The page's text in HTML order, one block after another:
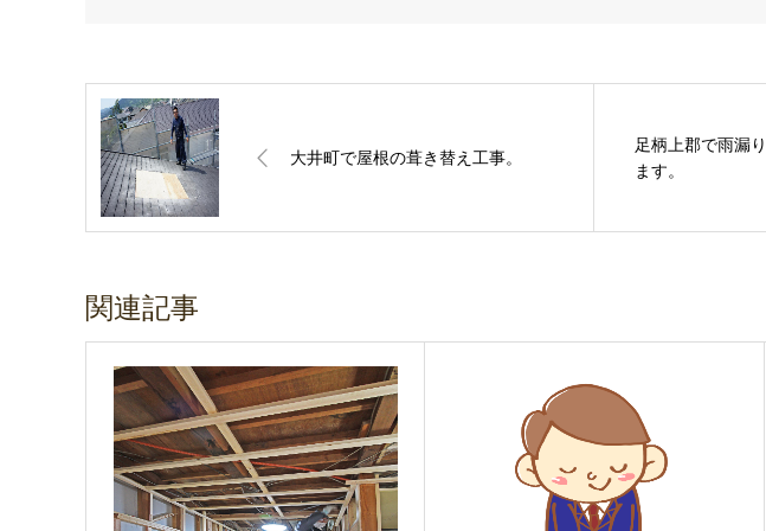
大井町で屋根の葺き替え工事。
足柄上郡で雨漏
ます。
関連記事